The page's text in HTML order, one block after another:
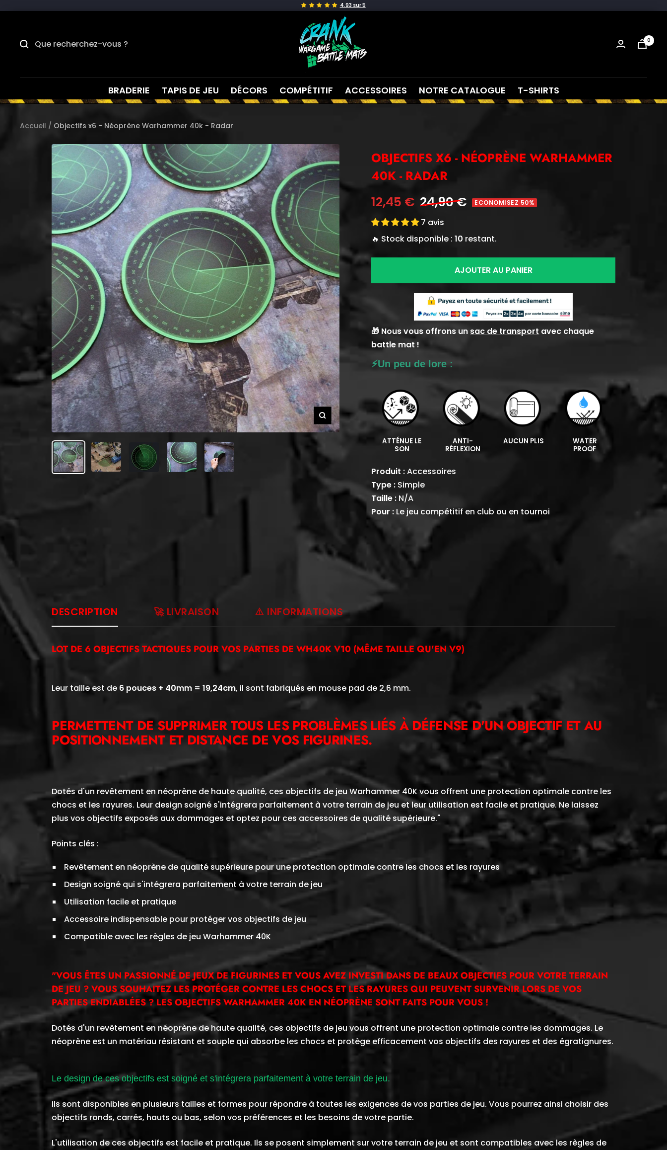
4.93 sur 5
contenu
wargame
0
BRADERIE TAPIS DE JEU DÉCORS COMPÉTITIF ACCESSOIRES NOTRE CATALOGUE T-SHIRTS
Accueil Objectifs x6 - Néoprène Warhammer 40k - Radar
Zoom
OBJECTIFS X6 - NÉOPRÈNE WARHAMMER
40K - RADAR
Prix
de
vente
12,45 € Prix
normal
24,90 € ECONOMISEZ 50%
7 avis
🔥 Stock disponible :10 restant.
AJOUTER AU PANIER
🎁 Nous vous offrons un sac de transport avec chaque
battle mat !
⚡️Un peu de lore :
ATTÉNUE LE
SON
ANTI-
RÉFLEXION
AUCUN PLIS
WATER
PROOF
Produit :Accessoires
Type : Simple
Taille : N/A
Pour : Le jeu compétitif en club ou en tournoi
DESCRIPTION 🚀 LIVRAISON ⚠️ INFORMATIONS
LOT DE 6 OBJECTIFS TACTIQUES POUR VOS PARTIES DE WH40K V10 (MÊME TAILLE QU'EN V9)
Leur taille est de 6 pouces + 40mm = 19,24cm, il sont fabriqués en mouse pad de 2,6 mm.
PERMETTENT DE SUPPRIMER TOUS LES PROBLÈMES LIÉS À DÉFENSE D'UN OBJECTIF ET AU
POSITIONNEMENT ET DISTANCE DE VOS FIGURINES.
Dotés d'un revêtement en néoprène de haute qualité, ces objectifs de jeu Warhammer 40K vous offrent une protection optimale contre les
chocs et les rayures. Leur design soigné s'intégrera parfaitement à votre terrain de jeu et leur utilisation est facile et pratique. Ne laissez
plus vos objectifs exposés aux dommages et optez pour ces accessoires de qualité supérieure."
Points clés :
Revêtement en néoprène de qualité supérieure pour une protection optimale contre les chocs et les rayures
Design soigné qui s'intégrera parfaitement à votre terrain de jeu
Utilisation facile et pratique
Accessoire indispensable pour protéger vos objectifs de jeu
Compatible avec les règles de jeu Warhammer 40K
"VOUS ÊTES UN PASSIONNÉ DE JEUX DE FIGURINES ET VOUS AVEZ INVESTI DANS DE BEAUX OBJECTIFS POUR VOTRE TERRAIN
DE JEU ? VOUS SOUHAITEZ LES PROTÉGER CONTRE LES CHOCS ET LES RAYURES QUI PEUVENT SURVENIR LORS DE VOS
PARTIES ENDIABLÉES ? LES OBJECTIFS WARHAMMER 40K EN NÉOPRÈNE SONT FAITS POUR VOUS !
Dotés d'un revêtement en néoprène de haute qualité, ces objectifs de jeu vous offrent une protection optimale contre les dommages. Le
néoprène est un matériau résistant et souple qui absorbe les chocs et protège efficacement vos objectifs des rayures et des égratignures.
Le design de ces objectifs est soigné et s'intégrera parfaitement à votre terrain de jeu.
Ils sont disponibles en plusieurs tailles et formes pour répondre à toutes les exigences de vos parties de jeu. Vous pourrez ainsi choisir des
objectifs ronds, carrés, hauts ou bas, selon vos préférences et les besoins de votre partie.
L'utilisation de ces objectifs est facile et pratique. Ils se posent simplement sur votre terrain de jeu et sont compatibles avec les règles de